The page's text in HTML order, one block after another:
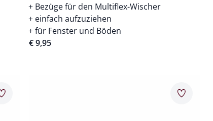
Bezüge für den Multiflex-Wischer
einfach aufzuziehen
für Fenster und Böden
€ 9,95
Merkzettel